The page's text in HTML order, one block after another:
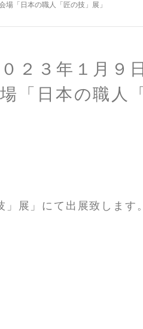
「日本の職人「匠の技」展」
２３年１月
日本の職人「
展」にて出展致します。